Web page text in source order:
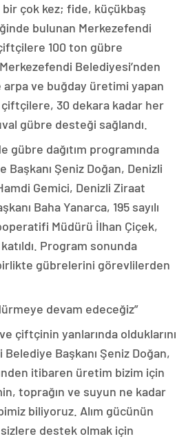
çok kez; fide, küçükbaş
bulunan Merkezefendi
100 ton gübre
Belediyesi’nden
arpa ve buğday üretimi yapan
çiftçilere, 30 dekara kadar her
gübre desteği sağlandı.
gübre dağıtım programında
Başkanı Şeniz Doğan, Denizli
Gemici, Denizli Ziraat
Baha Yanarca, 195 sayılı
Müdürü İlhan Çiçek,
Program sonunda
gübrelerini görevlilerden
devam edeceğiz”
çiftçinin yanlarında olduklarını
Başkanı Şeniz Doğan,
itibaren üretim bizim için
toprağın ve suyun ne kadar
biliyoruz. Alım gücünün
sizlere destek olmak için